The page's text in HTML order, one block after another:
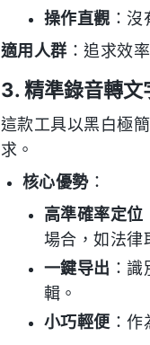
操作直觀 ：
適用人群 ：追求效
3. 精準錄音轉文
這款工具以黑白極
求。
核心優勢：
高準確率定位
場合，如法律
一鍵导出 ：
輯。
小巧輕便：作